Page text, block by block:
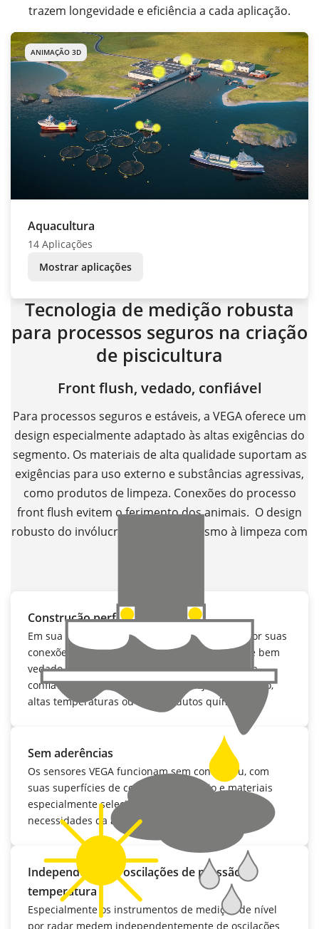
trazem longevidade e eficiência a cada aplicação.
ANIMAÇÃO 3D
Aquacultura
14 Aplicações
Mostrar aplicações
Tecnologia de medição robusta
para processos seguros na criação
de piscicultura
Front flush, vedado, confiável
Para processos seguros e estáveis, a VEGA oferece um
design especialmente adaptado às altas exigências do
segmento. Os materiais de alta qualidade suportam as
exigências para uso externo e substâncias agressivas,
como produtos de limpeza. Conexões do processo
front flush evitem o ferimento dos animais. O design
robusto do invólucro resiste até mesmo à limpeza com
Construção perfeita
Em sua construção, os sensores destacam-se por suas
conexões ao processo e seu invólucro robusto e bem
vedado (IP69K). Eles também resistem, de forma
confiável, a processos de limpeza, seja sob pressão,
altas temperaturas ou com produtos químicos.
Sem aderências
Os sensores VEGA funcionam sem contato ou, com
suas superfícies de contato com o meio e materiais
especialmente selecionados, são ideais para as
necessidades da aquicultura.
Independente de oscilações de pressão e
temperatura
Especialmente os instrumentos de medição de nível
por radar medem independentemente de oscilações